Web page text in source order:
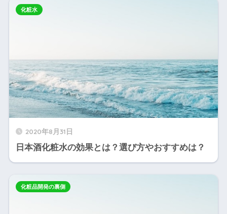
2020年8月31日
日本酒化粧水の効果とは？選び方やおすすめは？
化粧水
化粧品開発の裏側